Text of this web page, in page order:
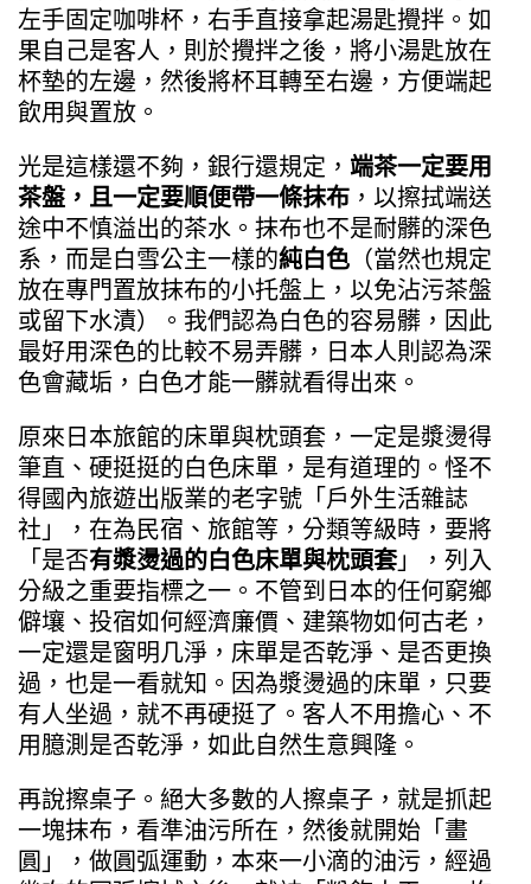
左手固定咖啡杯，右手直接拿起湯匙攪拌。如
果自己是客人，則於攪拌之後，將小湯匙放在
杯墊的左邊，然後將杯耳轉至右邊，方便端起
飲用與置放。
光是這樣還不夠，銀行還規定， 端茶一定要用
茶盤，且一定要順便帶一條抹布 ，以擦拭端送
途中不慎溢出的茶水。抹布也不是耐髒的深色
系，而是白雪公主一樣的純白色 （當然也規定
放在專門置放抹布的小托盤上，以免沾污茶盤
或留下水漬）。我們認為白色的容易髒，因此
最好用深色的比較不易弄髒，日本人則認為深
色會藏垢，白色才能一髒就看得出來。
原來日本旅館的床單與枕頭套，一定是漿燙得
筆直、硬挺挺的白色床單，是有道理的。怪不
得國內旅遊出版業的老字號「戶外生活雜誌
社」，在為民宿、旅館等，分類等級時，要將
「是否有漿燙過的白色床單與枕頭套」，列入
分級之重要指標之一。不管到日本的任何窮鄉
僻壤、投宿如何經濟廉價、建築物如何古老，
一定還是窗明几淨，床單是否乾淨、是否更換
過，也是一看就知。因為漿燙過的床單，只要
有人坐過，就不再硬挺了。客人不用擔心、不
用臆測是否乾淨，如此自然生意興隆。
再說擦桌子。絕大多數的人擦桌子，就是抓起
一塊抹布，看準油污所在，然後就開始「畫
圓」，做圓弧運動，本來一小滴的油污，經過